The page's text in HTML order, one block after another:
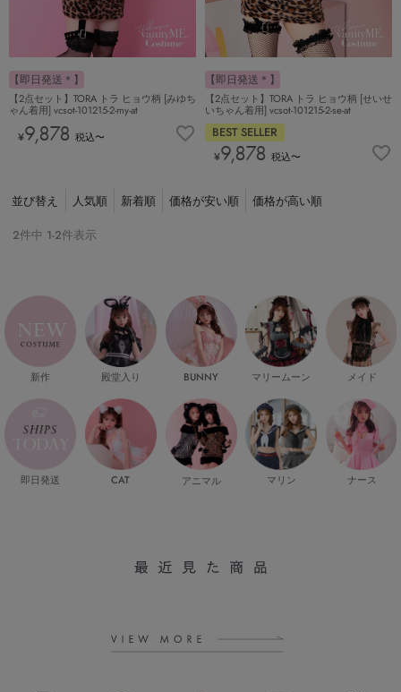
【即日発送＊】
【2点セット】TORA トラ ヒョウ柄 [みゆち
ゃん着用] vcsot-101215-2-my-at
¥9,878 税込〜
【即日発送＊】
【2点セット】TORA トラ ヒョウ柄 [せいせ
いちゃん着用] vcsot-101215-2-se-at
BEST SELLER
¥9,878 税込〜
並び替え 人気順 新着順 価格が安い順
価格が高い順
2件中 1-2件表示
新作
即日発送
殿堂入り
CAT
BUNNY
アニマル
マリームーン
マリン
メイド
ナース